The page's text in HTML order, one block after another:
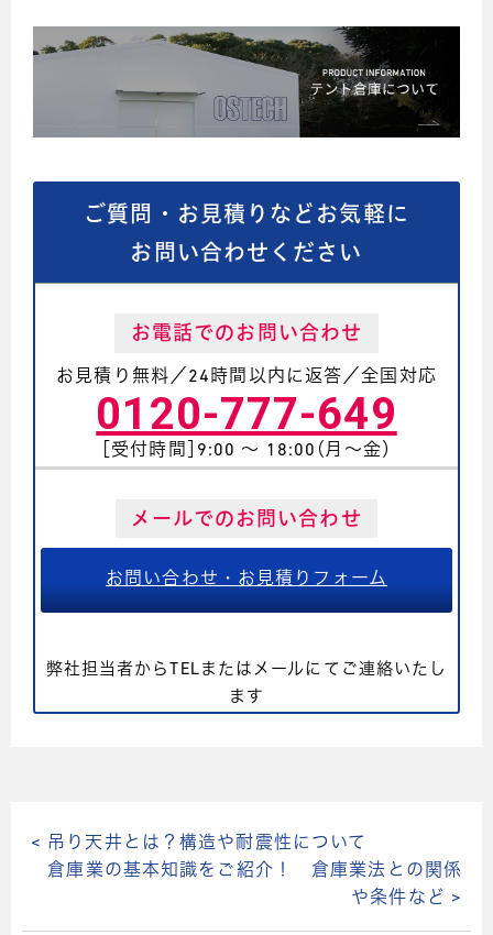
ご質問・お見積りなどお気軽に
お問い合わせください
お電話でのお問い合わせ
お見積り無料／24時間以内に返答／全国対応
0120-777-649
［受付時間］9:00 〜 18:00（月〜金）
メールでのお問い合わせ
お問い合わせ・お見積りフォーム
弊社担当者からTELまたはメールにてご連絡いたし
ます
< 吊り天井とは？構造や耐震性について
倉庫業の基本知識をご紹介！ 倉庫業法との関係
や条件など >